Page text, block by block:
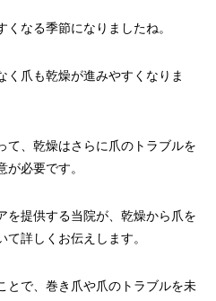
なる季節になりましたね。
く爪も乾燥が進みやすくなりま
て、乾燥はさらに爪のトラブルを
が必要です。
を提供する当院が、乾燥から爪を
て詳しくお伝えします。
とで、巻き爪や爪のトラブルを未